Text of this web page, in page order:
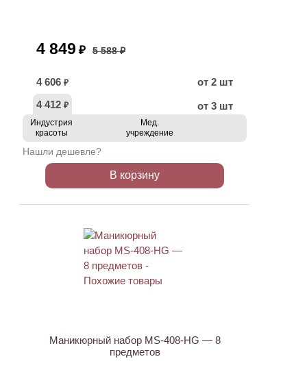
4 849 ₽ 5 588 ₽
4 606 ₽
от 2 шт
4 412 ₽ от 3 шт
Индустрия
красоты
Мед.
учреждение
Нашли дешевле?
В корзину
Маникюрный набор MS-408-HG — 8
предметов